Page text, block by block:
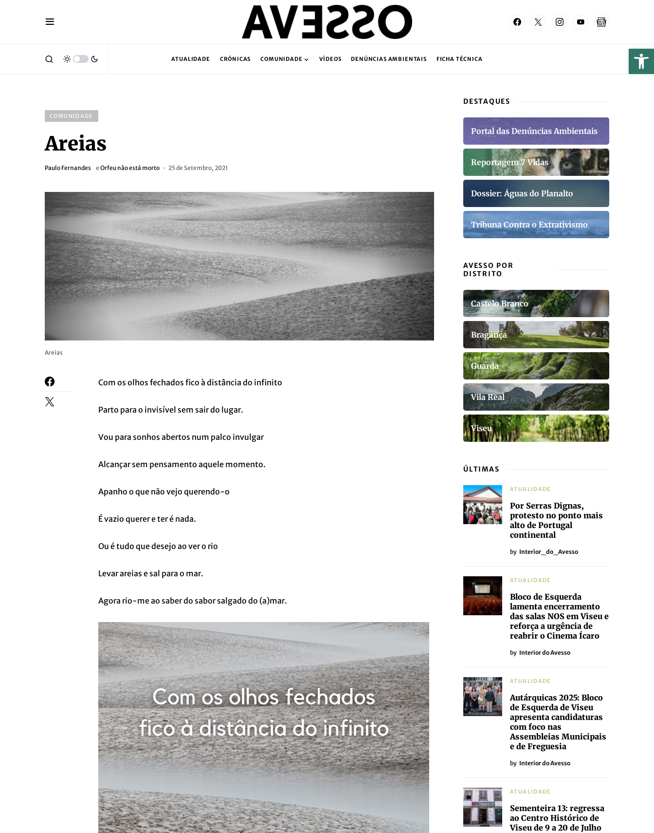
ATUALIDADE CRÓNICAS COMUNIDADE VÍDEOS DENÚNCIAS AMBIENTAIS FICHA TÉCNICA
COMUNIDADE
Areias
Paulo Fernandes e Orfeu não está morto 25 de Setembro, 2021
Areias
Com os olhos fechados fico à distância do infinito
Parto para o invisível sem sair do lugar.
Vou para sonhos abertos num palco invulgar
Alcançar sem pensamento aquele momento.
Apanho o que não vejo querendo-o
É vazio querer e ter é nada.
Ou é tudo que desejo ao ver o rio
Levar areias e sal para o mar.
Agora rio-me ao saber do sabor salgado do (a)mar.
DESTAQUES
Portal das Denúncias Ambientais
Reportagem 7 Vidas
Dossier: Águas do Planalto
Tribuna Contra o Extrativismo
AVESSO POR
DISTRITO
Castelo Branco
Bragança
Guarda
Vila Real
Viseu
ÚLTIMAS
ATUALIDADE
Por Serras Dignas,
protesto no ponto mais
alto de Portugal
continental
by Interior_do_Avesso
ATUALIDADE
Bloco de Esquerda
lamenta encerramento
das salas NOS em Viseu e
reforça a urgência de
reabrir o Cinema Ícaro
by Interior do Avesso
ATUALIDADE
Autárquicas 2025: Bloco
de Esquerda de Viseu
apresenta candidaturas
com foco nas
Assembleias Municipais
e de Freguesia
by Interior do Avesso
ATUALIDADE
Sementeira 13: regressa
ao Centro Histórico de
Viseu de 9 a 20 de Julho